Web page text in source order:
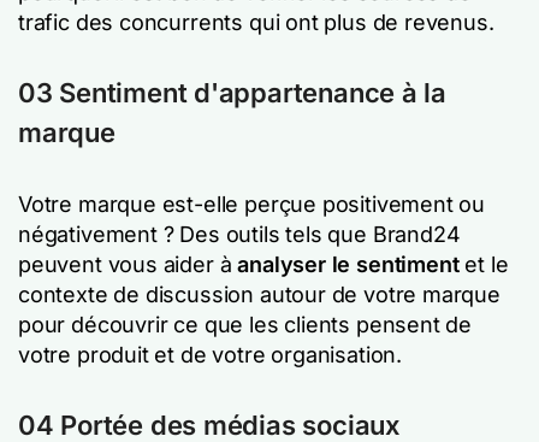
trafic des concurrents qui ont plus de revenus.
03 Sentiment d'appartenance à la
marque
Votre marque est-elle perçue positivement ou
négativement ? Des outils tels que Brand24
peuvent vous aider àanalyser le sentimentet le
contexte de discussion autour de votre marque
pour découvrir ce que les clients pensent de
votre produit et de votre organisation.
04 Portée des médias sociaux